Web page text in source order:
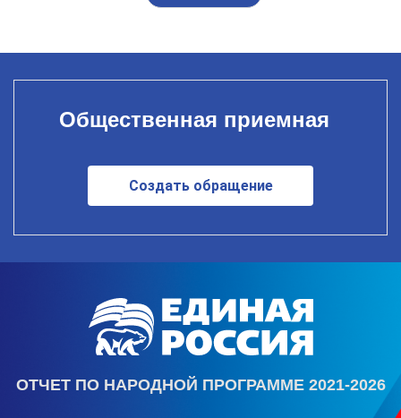
Общественная приемная
Создать обращение
ОТЧЕТ ПО НАРОДНОЙ ПРОГРАММЕ 2021-2026